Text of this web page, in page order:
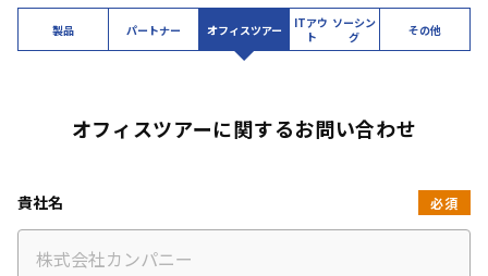
製品 パートナー オフィスツアー
ITアウ
ト
ソーシン
グ
その他
オフィスツアーに関するお問い合わせ
貴社名 必須